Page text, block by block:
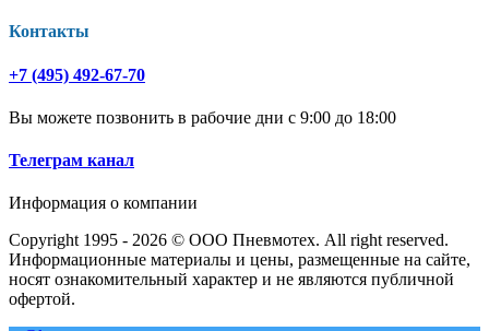
Контакты
+7 (495) 492-67-70
Вы можете позвонить в рабочие дни с 9:00 до 18:00
Телеграм канал
Информация о компании
Copyright 1995 - 2026 © ООО Пневмотех. All right reserved.
Информационные материалы и цены, размещенные на сайте,
носят ознакомительный характер и не являются публичной
офертой.